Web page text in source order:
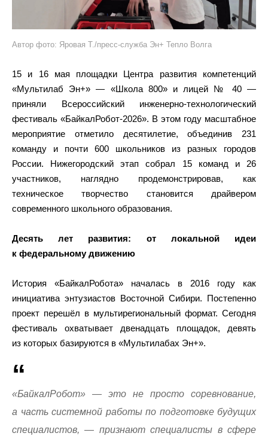
Автор фото: Яровая Т./пресс-служба Эн+ Тепло Волга
15 и 16 мая площадки Центра развития компетенций
«Мультилаб Эн+» — «Школа 800» и лицей № 40 —
приняли Всероссийский инженерно-технологический
фестиваль «БайкалРобот-2026». В этом году масштабное
мероприятие отметило десятилетие, объединив 231
команду и почти 600 школьников из разных городов
России. Нижегородский этап собрал 15 команд и 26
участников, наглядно продемонстрировав, как
техническое творчество становится драйвером
современного школьного образования.
Десять лет развития: от локальной идеи
к федеральному движению
История «БайкалРобота» началась в 2016 году как
инициатива энтузиастов Восточной Сибири. Постепенно
проект перешёл в мультирегиональный формат. Сегодня
фестиваль охватывает двенадцать площадок, девять
из которых базируются в «Мультилабах Эн+».
«БайкалРобот» — это не просто соревнование,
а часть системной работы по подготовке будущих
специалистов, — признают специалисты в сфере